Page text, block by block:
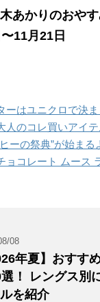
木あかりのおや
11月21日
ーはユニクロで決
人のコレ買いアイテ
ーの祭典”が始ま
ョコレート ムース
08
年夏】おすす
選！ レングス別
を紹介